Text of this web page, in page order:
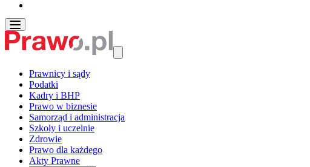
Prawnicy i sądy
Podatki
Kadry i BHP
Prawo w biznesie
Samorząd i administracja
Szkoły i uczelnie
Zdrowie
Prawo dla każdego
Akty Prawne